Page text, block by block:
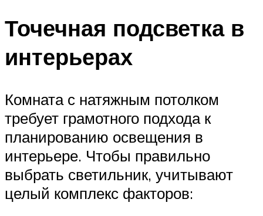
Точечная подсветка в
интерьерах
Комната с натяжным потолком
требует грамотного подхода к
планированию освещения в
интерьере. Чтобы правильно
выбрать светильник, учитывают
целый комплекс факторов: